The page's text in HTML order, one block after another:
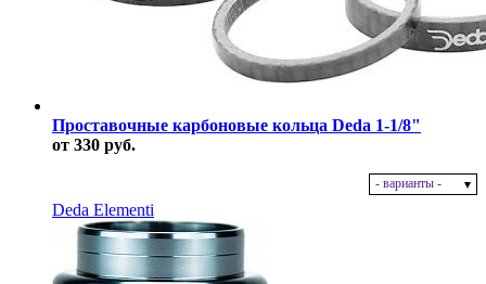
Проставочные карбоновые кольца Deda 1-1/8"
от 330 руб.
- варианты -
Deda Elementi